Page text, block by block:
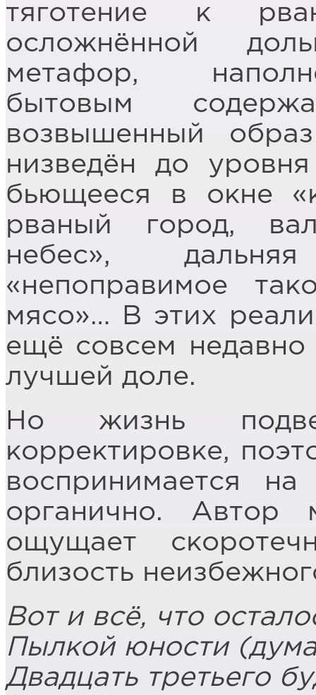
тяготение к
осложнённой
метафор,
бытовым
возвышенный
низведён до
бьющееся в окне
рваный город,
небес»,
«непоправимое
мясо»… В этих
ещё совсем
лучшей доле.
Но жизнь
корректировке,
воспринимается
органично. Автор
ощущает
близость
Вот и всё, что
Пылкой юности
Двадцать третьего